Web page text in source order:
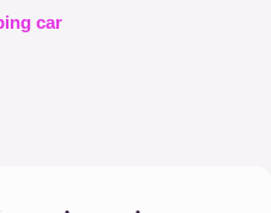
car